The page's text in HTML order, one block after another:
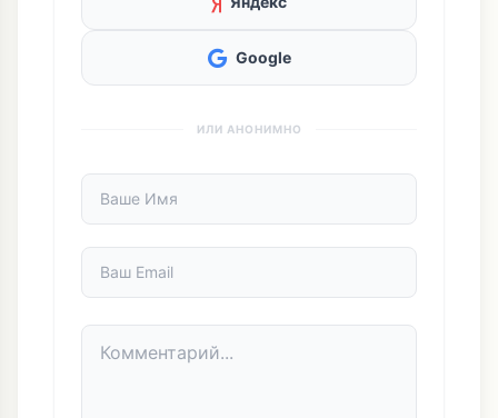
Google
ИЛИ АНОНИМНО